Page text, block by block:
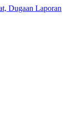
Dugaan Laporan